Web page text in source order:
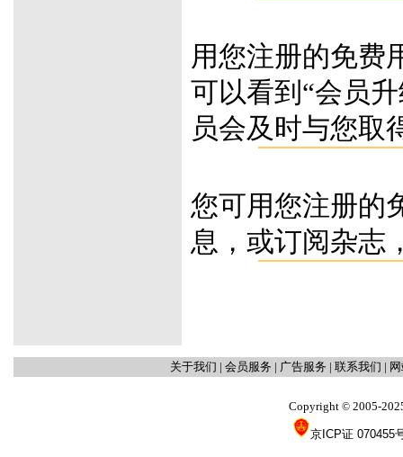
用您注册的免费
可以看到“会员
员会及时与您取
您可用您注册的
息，或订阅杂志
关于我们 | 会员服务 | 广告服务 | 联系我们 |
Copyright © 2005-
京ICP证 070455